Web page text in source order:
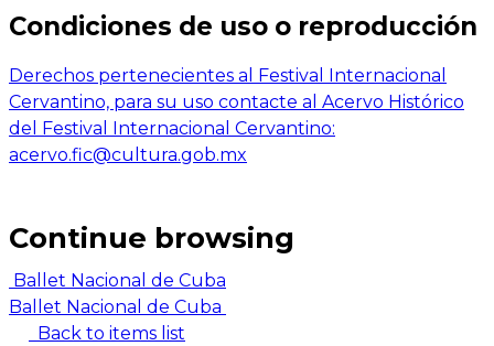
Condiciones de uso o reproducción
Derechos pertenecientes al Festival Internacional
Cervantino, para su uso contacte al Acervo Histórico
del Festival Internacional Cervantino:
acervo.fic@cultura.gob.mx
Continue browsing
Ballet Nacional de Cuba
Ballet Nacional de Cuba
Back to items list